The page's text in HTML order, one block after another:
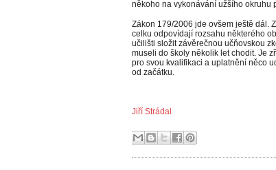
někoho na vykonávání užšího okruhu
Zákon 179/2006 jde ovšem ještě dál.
celku odpovídají rozsahu některého
učilišti složit závěrečnou učňovskou
museli do školy několik let chodit. Je
pro svou kvalifikaci a uplatnění něco
od začátku.
Jiří Strádal